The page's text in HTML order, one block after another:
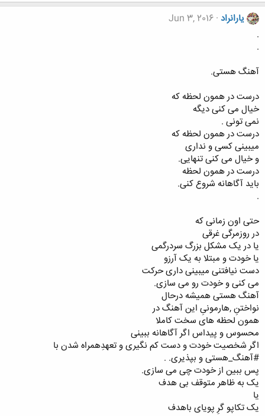
یارانراد Jun 3, 2016
.
.
آهنگ هستی.
درست در همون لحظه که
خیال می کنی دیگه
نمی تونی .
درست در همون لحظه که
میبینی کسی و نداری
و خیال می کنی تنهایی.
درست در همون لحظه
باید آگاهانه شروع کنی.
.
حتی اون زمانی که
در روزمرگی غرقی
یا در یک مشکل بزرگ سردرگمی
یا خودت و مبتلا به یک آرزو
دست نیافتنی میبینی داری حرکت
می کنی و خودت رو می سازی.
آهنگ هستی همیشه درحال
نواختنِ ,هارمونیِ این آهنگ در
همون لحظه های سخت کاملا
محسوس و پیداس اگر آگاهانه ببینی
اگر شخصیت خودت و دست کم نگیری و تعهدِهمراه شدن با
#آهنگ_هستی و بپذیری. .
پس ببین از خودت چی می سازی.
یک به ظاهر متوقف بی هدف
یا
یک تکاپو گرِ پویای باهدف